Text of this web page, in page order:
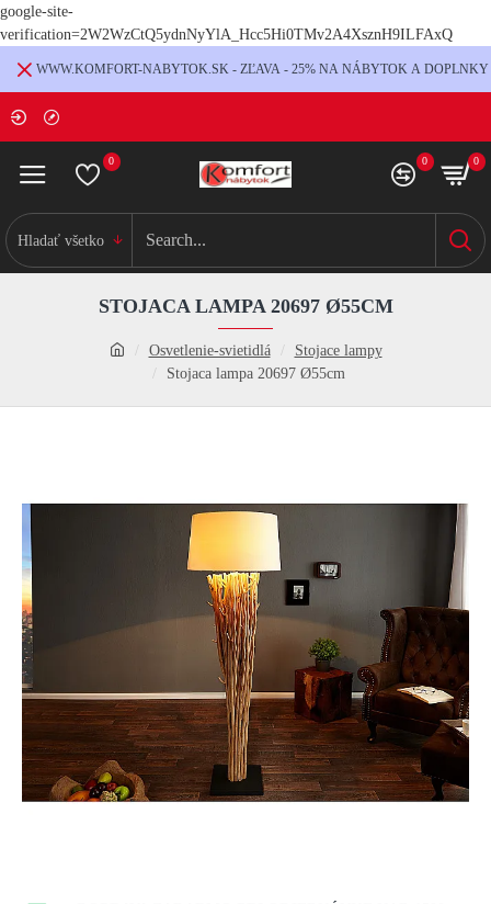
google-site-
verification=2W2WzCtQ5ydnNyYlA_Hcc5Hi0TMv2A4XsznH9ILFAxQ
WWW.KOMFORT-NABYTOK.SK - ZĽAVA - 25% NA NÁBYTOK A DOPLNKY
0 0 0
Hladať všetko
Osvetlenie-svietidlá
Stojace lampy
Stojaca lampa 20697 Ø55cm
STOJACA LAMPA 20697 Ø55CM